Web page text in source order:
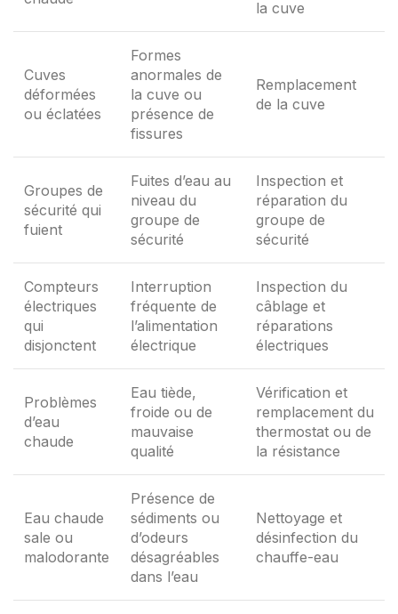
la cuve
Cuves
déformées
ou éclatées
Formes
anormales de
la cuve ou
présence de
fissures
Remplacement
de la cuve
Groupes de
sécurité qui
fuient
Fuites d’eau au
niveau du
groupe de
sécurité
Inspection et
réparation du
groupe de
sécurité
Compteurs
électriques
qui
disjonctent
Interruption
fréquente de
l’alimentation
électrique
Inspection du
câblage et
réparations
électriques
Problèmes
d’eau
chaude
Eau tiède,
froide ou de
mauvaise
qualité
Vérification et
remplacement du
thermostat ou de
la résistance
Eau chaude
sale ou
malodorante
Présence de
sédiments ou
d’odeurs
désagréables
dans l’eau
Nettoyage et
désinfection du
chauffe-eau